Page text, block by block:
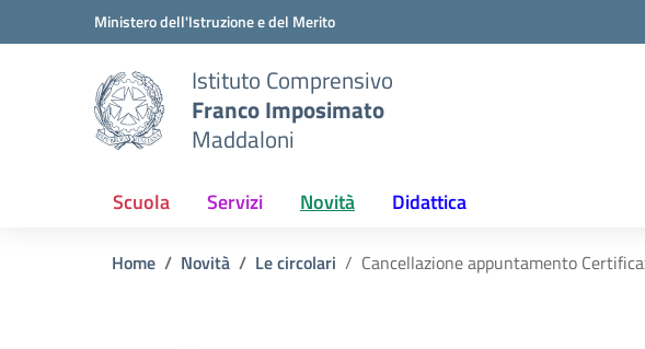
Vai ai contenuti
Vai al menu di navigazioneMinistero dell'Istruzione e del Merito
Istituto Comprensivo
Franco Imposimato
Maddaloni
Scuola Servizi Novità Didattica
Home Novità Le circolari Cancellazione appuntamento